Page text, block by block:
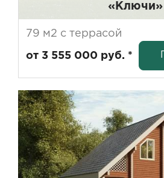
«Ключи»
79 м2 с террасой
от 3 555 000 руб. *